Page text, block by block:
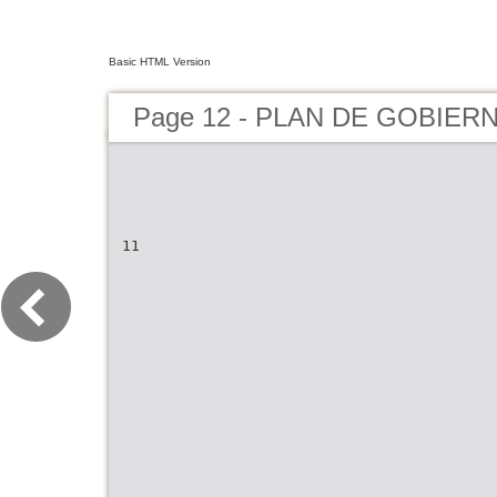
Basic HTML Version
Page 12 - PLAN DE
11